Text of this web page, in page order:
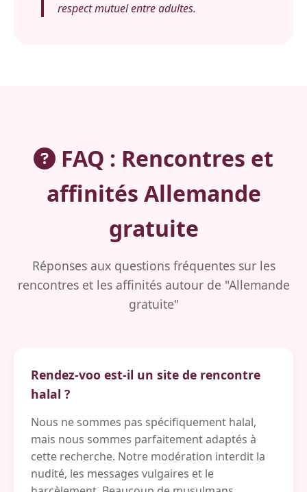
respect mutuel entre adultes.
FAQ : Rencontres et
affinités Allemande
gratuite
Réponses aux questions fréquentes sur les
rencontres et les affinités autour de "Allemande
gratuite"
Rendez-voo est-il un site de rencontre
halal ?
Nous ne sommes pas spécifiquement halal,
mais nous sommes parfaitement adaptés à
cette recherche. Notre modération interdit la
nudité, les messages vulgaires et le